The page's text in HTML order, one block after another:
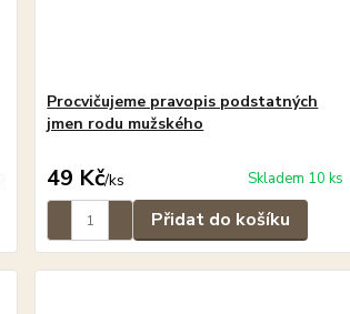
Procvičujeme pravopis podstatných
jmen rodu mužského
49 Kč/ks Skladem 10 ks
Přidat do košíku